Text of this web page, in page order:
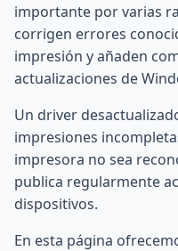
importante por varias
corrigen errores
impresión y añaden
actualizaciones de
Un driver
impresiones
impresora no sea
publica regularmente
dispositivos.
En esta página